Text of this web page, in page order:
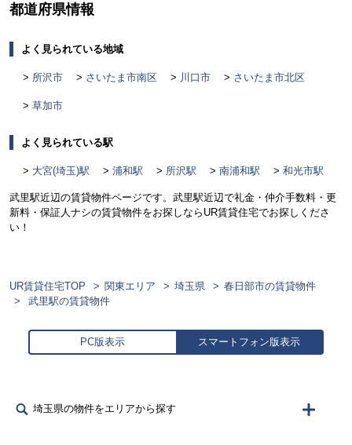
都道府県情報
よく見られている地域
所沢市 さいたま市南区 川口市 さいたま市北区
草加市
よく見られている駅
大宮(埼玉)駅 浦和駅 所沢駅 南浦和駅 和光市駅
武里駅近辺の賃貸物件ページです。武里駅近辺で礼金・仲介手数料・更
新料・保証人ナシの賃貸物件をお探しならUR賃貸住宅でお探しくださ
い！
UR賃貸住宅TOP 関東エリア 埼玉県
春日部市の賃貸物件
武里駅の賃貸物件
PC版表示 スマートフォン版表示
埼玉県の物件をエリアから探す